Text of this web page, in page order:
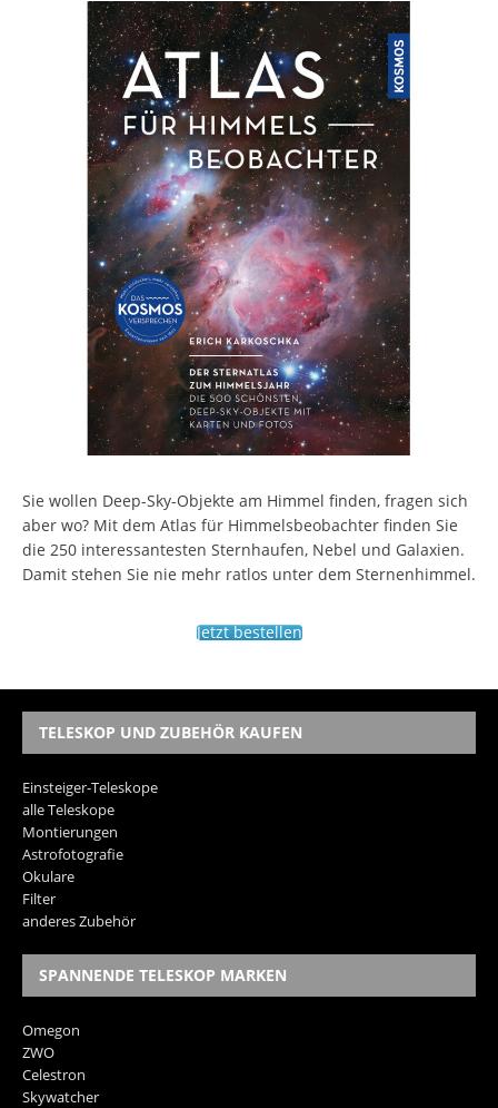
Sie wollen Deep-Sky-Objekte am Himmel finden, fragen sich
aber wo? Mit dem Atlas für Himmelsbeobachter finden Sie
die 250 interessantesten Sternhaufen, Nebel und Galaxien.
Damit stehen Sie nie mehr ratlos unter dem Sternenhimmel.
Jetzt bestellen
TELESKOP UND ZUBEHÖR KAUFEN
Einsteiger-Teleskope
alle Teleskope
Montierungen
Astrofotografie
Okulare
Filter
anderes Zubehör
SPANNENDE TELESKOP MARKEN
Omegon
ZWO
Celestron
Skywatcher